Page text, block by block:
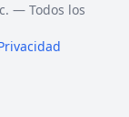
— Todos los